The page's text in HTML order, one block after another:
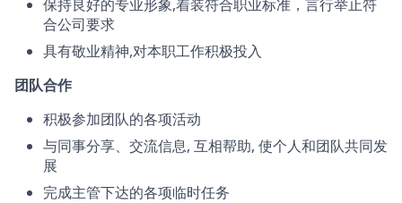
保持良好的专业形象,着装符合职业标准，言行举止符
合公司要求
具有敬业精神,对本职工作积极投入
团队合作
积极参加团队的各项活动
与同事分享、交流信息, 互相帮助, 使个人和团队共同发
展
完成主管下达的各项临时任务